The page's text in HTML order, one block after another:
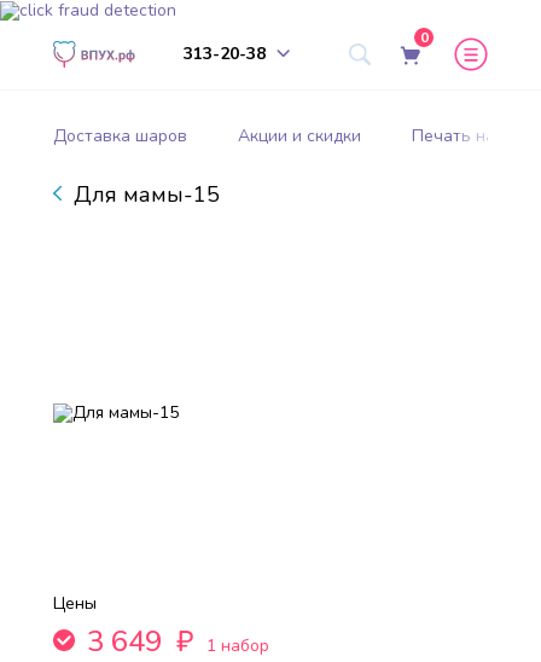
313-20-38
0
Доставка шаров Акции и скидки Печать на
Для мамы-15
Цены
3 649 ₽
1 набор